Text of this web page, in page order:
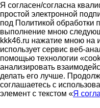
Я согласен/согласна
простой электронной
под Политикой обработки
выполнение мною
kkk46.ru нажатие мною на
использует сервис веб-
помощью технологии
анализировать
делать его лучше.
соглашаетесь с
элемент с текстом «Я